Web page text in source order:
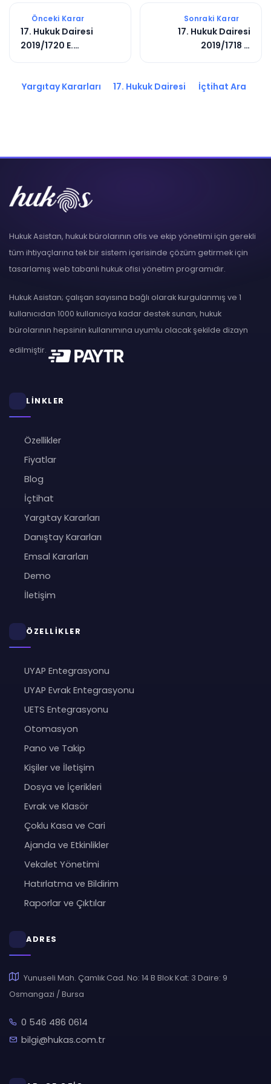
Önceki Karar
17. Hukuk Dairesi
2019/1720 E.
Sonraki Karar
17. Hukuk Dairesi
2019/1718 E.
Yargıtay Kararları 17. Hukuk Dairesi İçtihat Ara
Hukuk Asistan, hukuk bürolarının ofis ve ekip yönetimi için gerekli
tüm ihtiyaçlarına tek bir sistem içerisinde çözüm getirmek için
tasarlamış web tabanlı hukuk ofisi yönetim programıdır.
Hukuk Asistan; çalışan sayısına bağlı olarak kurgulanmış ve 1
kullanıcıdan 1000 kullanıcıya kadar destek sunan, hukuk
bürolarının hepsinin kullanımına uyumlu olacak şekilde dizayn
edilmiştir.
LİNKLER
Özellikler
Fiyatlar
Blog
İçtihat
Yargıtay Kararları
Danıştay Kararları
Emsal Kararları
Demo
İletişim
ÖZELLİKLER
UYAP Entegrasyonu
UYAP Evrak Entegrasyonu
UETS Entegrasyonu
Otomasyon
Pano ve Takip
Kişiler ve İletişim
Dosya ve İçerikleri
Evrak ve Klasör
Çoklu Kasa ve Cari
Ajanda ve Etkinlikler
Vekalet Yönetimi
Hatırlatma ve Bildirim
Raporlar ve Çıktılar
ADRES
Yunuseli Mah. Çamlık Cad. No: 14 B Blok Kat: 3 Daire: 9
Osmangazi / Bursa
0 546 486 0614
bilgi@hukas.com.tr